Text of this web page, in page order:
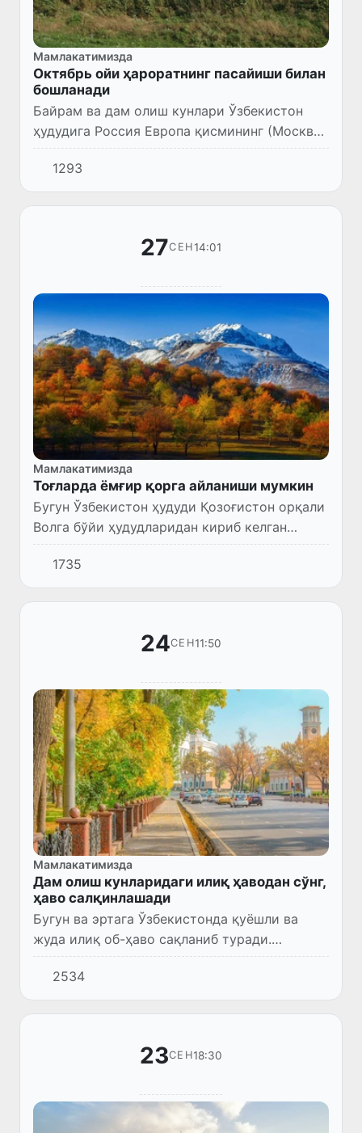
Мамлакатимизда
Октябрь ойи ҳароратнинг пасайиши билан
бошланади
Байрам ва дам олиш кунлари Ўзбекистон
ҳудудига Россия Европа қисмининг (Москва
вилояти) Марказий ҳудудлари устида
шаклланган совуқ ва нисбатан нам ҳаво
массалари таъсир этади.
1293
27СЕН14:01
Мамлакатимизда
Тоғларда ёмғир қорга айланиши мумкин
Бугун Ўзбекистон ҳудуди Қозоғистон орқали
Волга бўйи ҳудудларидан кириб келган
антитциклон таъсири остида бўлади.
1735
24СЕН11:50
Мамлакатимизда
Дам олиш кунларидаги илиқ ҳаводан сўнг,
ҳаво салқинлашади
Бугун ва эртага Ўзбекистонда қуёшли ва
жуда илиқ об-ҳаво сақланиб туради.
Термометр устуни кундуз кунлари 32-34°
гача кўтарилади.
2534
23СЕН18:30